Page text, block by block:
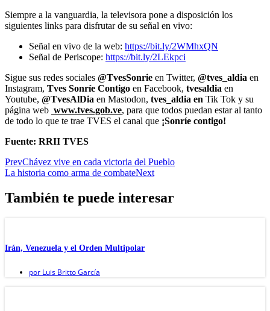
Siempre a la vanguardia, la televisora pone a disposición los
siguientes links para disfrutar de su señal en vivo:
Señal en vivo de la web: https://bit.ly/2WMhxQN
Señal de Periscope: https://bit.ly/2LEkpci
Sigue sus redes sociales @TvesSonrie en Twitter, @tves_aldia en
Instagram, Tves Sonríe Contigo en Facebook, tvesaldia en
Youtube, @TvesAlDia en Mastodon, tves_aldia en Tik Tok y su
página web www.tves.gob.ve, para que todos puedan estar al tanto
de todo lo que te trae TVES el canal que ¡Sonríe contigo!
Fuente: RRII TVES
PrevChávez vive en cada victoria del Pueblo
La historia como arma de combateNext
También te puede interesar
Irán, Venezuela y el Orden Multipolar
por Luis Britto García